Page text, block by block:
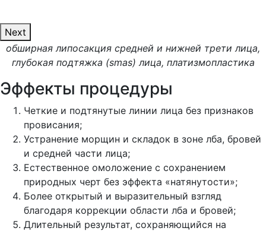
Next
обширная липосакция средней и нижней трети лица,
глубокая подтяжка (smas) лица, платизмопластика
Эффекты процедуры
Четкие и подтянутые линии лица без признаков
провисания;
Устранение морщин и складок в зоне лба, бровей
и средней части лица;
Естественное омоложение с сохранением
природных черт без эффекта «натянутости»;
Более открытый и выразительный взгляд
благодаря коррекции области лба и бровей;
Длительный результат, сохраняющийся на